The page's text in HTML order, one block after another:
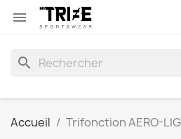

search
Accueil Trifonction AERO-